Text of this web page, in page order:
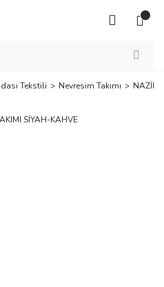
Tekstili Nevresim Takımı NAZİK